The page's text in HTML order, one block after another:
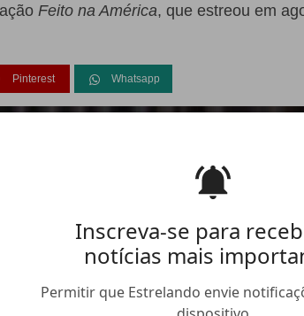
Inscreva-se para
notícias mais
Permitir que Estrelando envie
Feito na América, que estreou em
Pinterest Whatsapp